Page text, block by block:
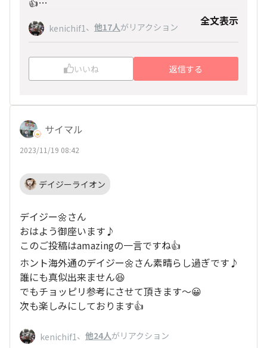
はじめて知りました❣
わたしが行く12月9日は、もうメッセージいっぱ
kenichif1 、 他17人がリアクション 全文表示
いいね 返信する
サイマル
2023/11/19 08:42
デイジーライオン
デイジー🌼さん
おはよう御座います♪
このご投稿はamazingの一言ですね👍
ホント海外通のデイジー🌼さん素晴らし過ぎです♪
誰にも真似出来ません😆
でもチョッピリ参考にさせて頂きます〜😀
次も楽しみにしております👍
kenichif1 、 他24人がリアクション